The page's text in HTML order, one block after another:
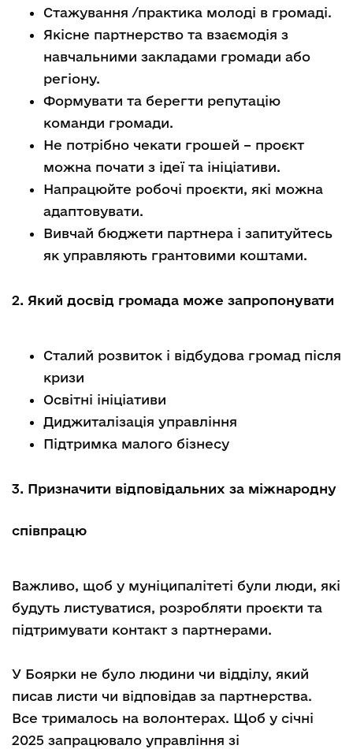
Стажування /практика молоді в громаді.
Якісне партнерство та взаємодія з
навчальними закладами громади або
регіону.
Формувати та берегти репутацію
команди громади.
Не потрібно чекати грошей – проєкт
можна почати з ідеї та ініціативи.
Напрацюйте робочі проєкти, які можна
адаптовувати.
Вивчай бюджети партнера і запитуйтесь
як управляють грантовими коштами.
2. Який досвід громада може запропонувати
Сталий розвиток і відбудова громад після
кризи
Освітні ініціативи
Диджиталізація управління
Підтримка малого бізнесу
3. Призначити відповідальних за міжнародну
співпрацю
Важливо, щоб у муніципалітеті були люди, які
будуть листуватися, розробляти проєкти та
підтримувати контакт з партнерами.
У Боярки не було людини чи відділу, який
писав листи чи відповідав за партнерства.
Все трималось на волонтерах. Щоб у січні
2025 запрацювало управління зі